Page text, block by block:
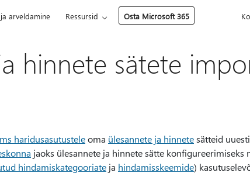
arveldamine Ressursid Osta Microsoft 365
hinnete sätete
haridusasutusteleoma ülesannete ja hinnetesätteid
jaoks ülesannete ja hinnete sätte konfigureerimiseks
hindamiskategooriate ja hindamisskeemide)